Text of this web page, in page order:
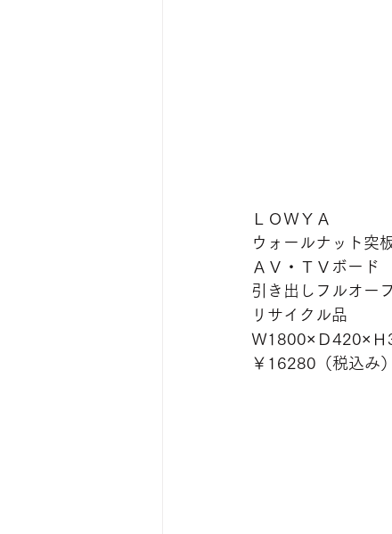
ＬＯＷＹＡ
ウォールナット突
ＡＶ・ＴＶボード
引き出しフルオー
リサイクル品
Ｗ1800×Ｄ420×Ｈ
￥16280（税込み）